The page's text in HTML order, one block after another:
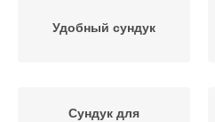
Удобный сундук
Сундук для